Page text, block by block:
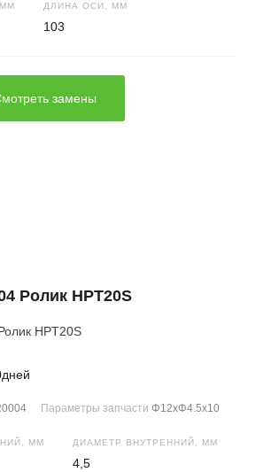
ДЛИНА ОСИ, ММ
103
замены
Ролик HPT20S
HPT20S
Параметры запчасти Φ12xΦ4.5x10
ММ ДИАМЕТР ВНУТРЕННИЙ, ММ
4,5